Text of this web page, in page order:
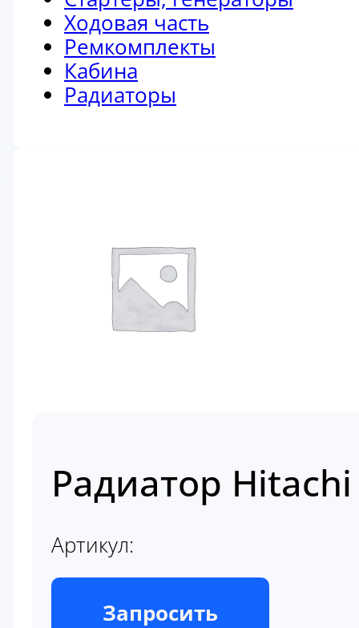
Ходовая часть
Ремкомплекты
Кабина
Радиаторы
Радиатор Hitachi
Артикул:
В наличии
Запросить